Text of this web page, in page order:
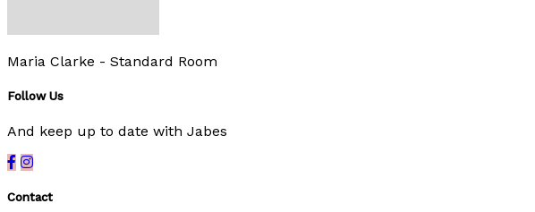
Maria Clarke - Standard Room
Follow Us
And keep up to date with Jabes
Contact